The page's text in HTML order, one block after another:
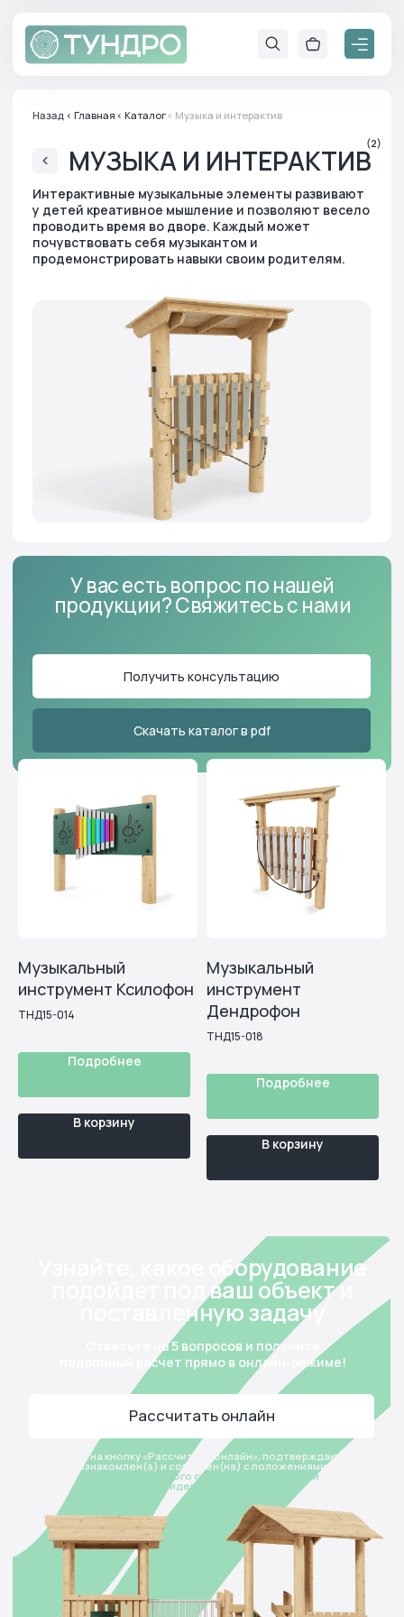
МУЗЫКА И ИНТЕРАКТИВ
у детей креативное мышление и позволяют весело
проводить время во дворе. Каждый может
почувствовать себя музыкантом и
У вас есть вопрос по нашей
продукции? Свяжитесь с нами
Получить консультацию
Скачать каталог в pdf
Музыкальный
инструмент Ксилофон
ТНД15-014
Подробнее
В корзину
Музыкальный
инструмент
Дендрофон
ТНД15-018
Подробнее
В корзину
Узнайте, какое оборудование
Ответьте на 5 вопросов и получите
подробный расчет прямо в онлайн-режиме!
Нажимая на кнопку «Рассчитать онлайн», подтверждаю, что
пользовательского соглашения и политики
конфиденциальности
Получить консультацию
Возникли вопросы по
сотрудничеству?
Мы всегда на связи!
Оперативно направим вам актуальный прайс-лист,
3D-модели продуктов, подготовим документы и
ответим на все интересующие вопросы
Или свяжитесь с нами прямо
сейчас